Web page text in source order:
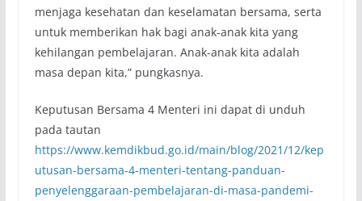
menjaga kesehatan dan keselamatan bersama, serta
untuk memberikan hak bagi anak-anak kita yang
kehilangan pembelajaran. Anak-anak kita adalah
masa depan kita,” pungkasnya.
Keputusan Bersama 4 Menteri ini dapat di unduh
pada tautan
https://www.kemdikbud.go.id/main/blog/2021/12/kep
utusan-bersama-4-menteri-tentang-panduan-
penyelenggaraan-pembelajaran-di-masa-pandemi-